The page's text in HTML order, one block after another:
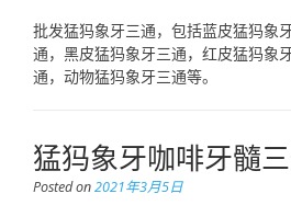
批发猛犸象牙三通，包括蓝皮猛犸象
通，黑皮猛犸象牙三通，红皮猛犸象
通，动物猛犸象牙三通等。
猛犸象牙咖啡牙髓
Posted on2021年3月5日